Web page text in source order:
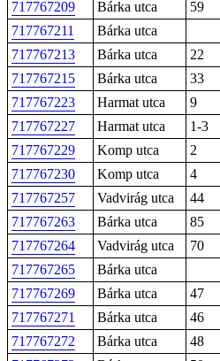
717767209
Bárka utca 59
717767211
Bárka utca
717767213
Bárka utca 22
717767215
Bárka utca 33
717767223
Harmat utca 9
717767227
Harmat utca 1-3
717767229
Komp utca 2
717767230
Komp utca 4
717767257
Vadvirág utca 44
717767263
Bárka utca 85
717767264
Vadvirág utca 70
717767265
Bárka utca
717767269
Bárka utca 47
717767271
Bárka utca 46
717767272
Bárka utca 48